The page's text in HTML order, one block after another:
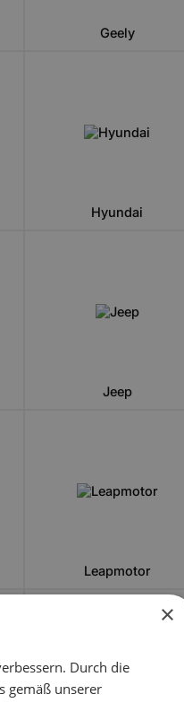
Geely
Hyundai
Jeep
Leapmotor
×
Durch die
gemäß unserer